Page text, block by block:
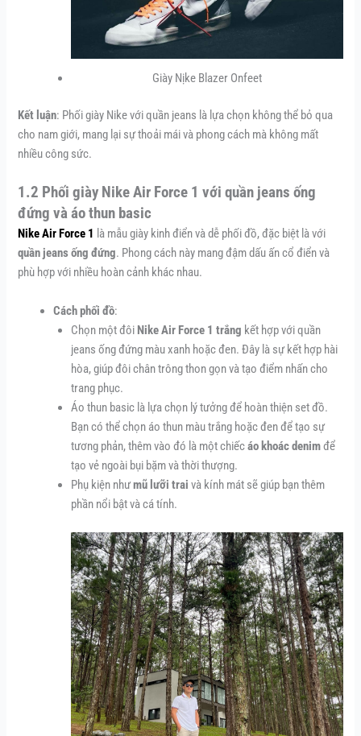
Giày Nịke Blazer Onfeet
Kết luận: Phối giày Nike với quần jeans là lựa chọn không thể bỏ qua
cho nam giới, mang lại sự thoải mái và phong cách mà không mất
nhiều công sức.
1.2 Phối giày Nike Air Force 1 với quần jeans ống
đứng và áo thun basic
Nike Air Force 1 là mẫu giày kinh điển và dễ phối đồ, đặc biệt là với
quần jeans ống đứng. Phong cách này mang đậm dấu ấn cổ điển và
phù hợp với nhiều hoàn cảnh khác nhau.
Cách phối đồ:
Chọn một đôi Nike Air Force 1 trắng kết hợp với quần
jeans ống đứng màu xanh hoặc đen. Đây là sự kết hợp hài
hòa, giúp đôi chân trông thon gọn và tạo điểm nhấn cho
trang phục.
Áo thun basic là lựa chọn lý tưởng để hoàn thiện set đồ.
Bạn có thể chọn áo thun màu trắng hoặc đen để tạo sự
tương phản, thêm vào đó là một chiếcáo khoác denimđể
tạo vẻ ngoài bụi bặm và thời thượng.
Phụ kiện nhưmũ lưỡi trai và kính mát sẽ giúp bạn thêm
phần nổi bật và cá tính.